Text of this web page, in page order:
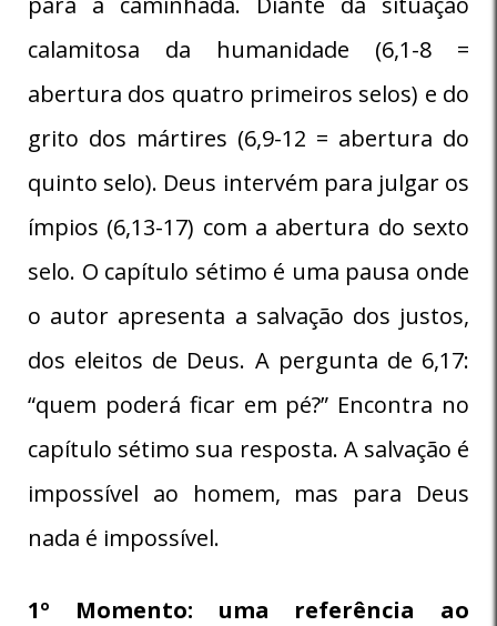
calamitosa da humanidade (6,1-8 =
abertura dos quatro primeiros selos) e do
grito dos mártires (6,9-12 = abertura do
quinto selo). Deus intervém para julgar os
ímpios (6,13-17) com a abertura do sexto
selo. O capítulo sétimo é uma pausa onde
o autor apresenta a salvação dos justos,
dos eleitos de Deus. A pergunta de 6,17:
“quem poderá ficar em pé?” Encontra no
capítulo sétimo sua resposta. A salvação é
impossível ao homem, mas para Deus
nada é impossível.
1º Momento: uma referência ao